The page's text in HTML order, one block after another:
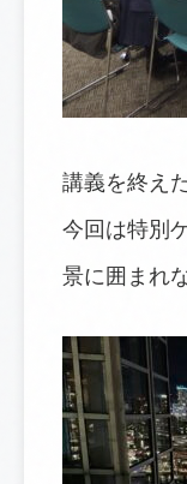
講義を終え
今回は特別
景に囲まれ